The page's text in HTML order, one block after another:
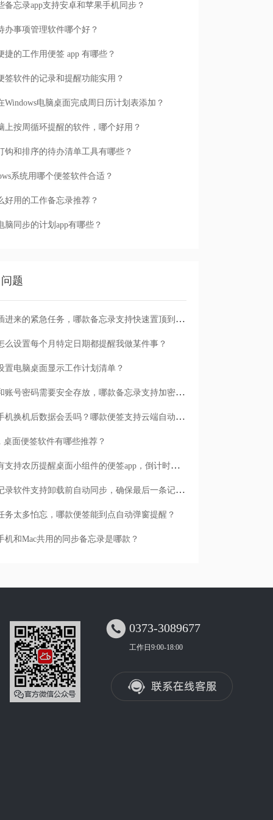
备忘录app支持安卓和苹果手机同步？
办事项管理软件哪个好？
捷的工作用便签 app 有哪些？
签软件的记录和提醒功能实用？
Windows电脑桌面完成周日历计划表添加？
上按周循环提醒的软件，哪个好用？
钩和排序的待办清单工具有哪些？
系统用哪个便签软件合适？
好用的工作备忘录推荐？
脑同步的计划app有哪些？
题
临时插进来的紧急任务，哪款备忘录支持快速置顶到清单首位？
么设置每个月特定日期都提醒我做某件事？
置电脑桌面显示工作计划清单？
日记和账号密码需要安全存放，哪款备忘录支持加密保护？
安卓手机换机后数据会丢吗？哪款便签支持云端自动备份？
桌面便签软件有哪些推荐？
有没有支持农历提醒桌面小组件的便签app，倒计时一目了然
哪款记录软件支持卸载前自动同步，确保最后一条记录不丢失？
务太多怕忘，哪款便签能到点自动弹窗提醒？
机和Mac共用的同步备忘录是哪款？
 0373-3089677
工作日9:00-18:00